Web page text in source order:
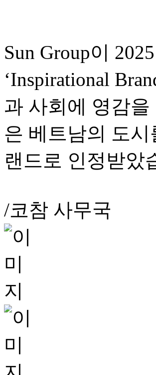
Sun Group이
‘Inspirational
과 사회에 영감을
은 베트남의 도
랜드로 인정받았
/코참 사무국